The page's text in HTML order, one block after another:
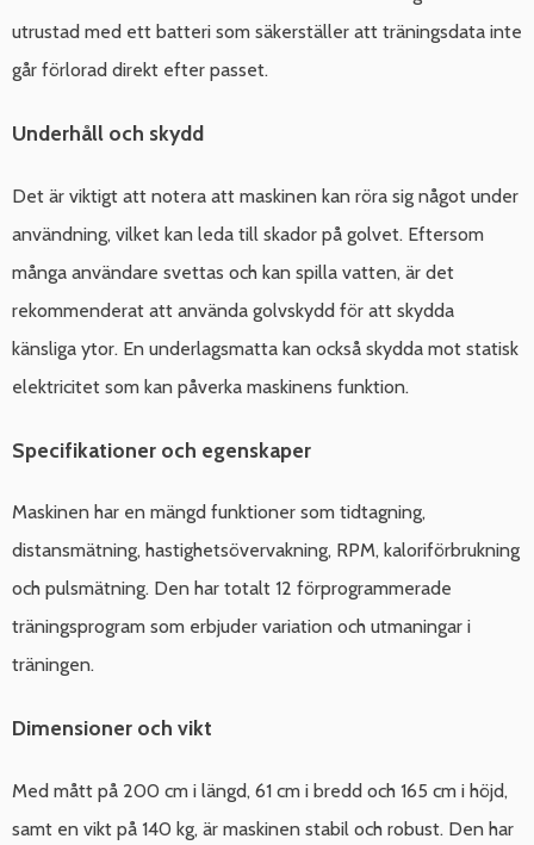
utrustad med ett batteri som säkerställer att träningsdata inte
går förlorad direkt efter passet.
Underhåll och skydd
Det är viktigt att notera att maskinen kan röra sig något under
användning, vilket kan leda till skador på golvet. Eftersom
många användare svettas och kan spilla vatten, är det
rekommenderat att använda golvskydd för att skydda
känsliga ytor. En underlagsmatta kan också skydda mot statisk
elektricitet som kan påverka maskinens funktion.
Specifikationer och egenskaper
Maskinen har en mängd funktioner som tidtagning,
distansmätning, hastighetsövervakning, RPM, kaloriförbrukning
och pulsmätning. Den har totalt 12 förprogrammerade
träningsprogram som erbjuder variation och utmaningar i
träningen.
Dimensioner och vikt
Med mått på 200 cm i längd, 61 cm i bredd och 165 cm i höjd,
samt en vikt på 140 kg, är maskinen stabil och robust. Den har